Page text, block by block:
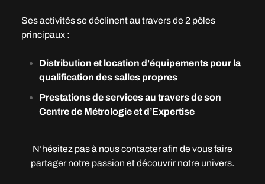
Ses activités se déclinent au travers de 2 pôles
principaux :
Distribution et location d'équipements pour la
qualification des salles propres
Prestations de services au travers de son
Centre de Métrologie et d’Expertise
N’hésitez pas à nous contacter afin de vous faire
partager notre passion et découvrir notre univers.